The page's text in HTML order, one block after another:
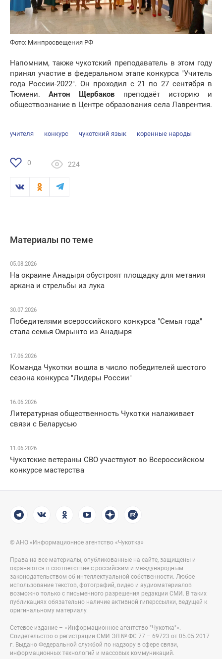
Фото: Минпросвещения РФ
Напомним, также чукотский преподаватель в этом году
принял участие в федеральном этапе конкурса "Учитель
года России-2022". Он проходил с 21 по 27 сентября в
Тюмени.Антон Щербаков преподаёт историю и
обществознание в Центре образования села Лаврентия.
учителя конкурс чукотский язык коренные народы
0 224
Материалы по теме
05.08.2026
На окраине Анадыря обустроят площадку для метания
аркана и стрельбы из лука
30.07.2026
Победителями всероссийского конкурса "Семья года"
стала семья Омрынто из Анадыря
17.06.2026
Команда Чукотки вошла в число победителей шестого
сезона конкурса "Лидеры России"
16.06.2026
Литературная общественность Чукотки налаживает
связи с Беларусью
11.06.2026
Чукотские ветераны СВО участвуют во Всероссийском
конкурсе мастерства
© АНО «Информационное агентство «Чукотка»
Права на все материалы, опубликованные на сайте, защищены и
охраняются в соответствие с российским и международным
законодательством об интеллектуальной собственности. Любое
использование текстов, фотографий, видео и аудиоматериалов
возможно только с письменного разрешения редакции СМИ. В таких
публикациях обязательно наличие активной гиперссылки, ведущей к
оригинальному материалу.
Сетевое издание – «Информационное агентство "Чукотка"».
Свидетельство о регистрации СМИ ЭЛ № ФС 77 – 69723 от 05.05.2017
г. Выдано Федеральной службой по надзору в сфере связи,
информационных технологий и массовых коммуникаций.